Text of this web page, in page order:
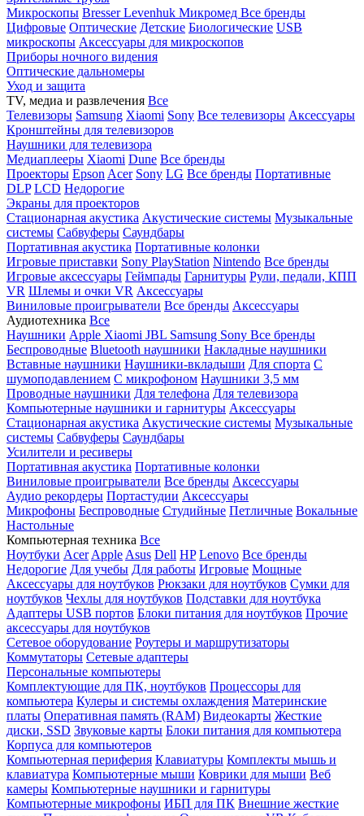
Микроскопы BresserLevenhuk Микромед Все бренды
Цифровые Оптические Детские Биологические USB
микроскопы Аксессуары для микроскопов
Приборы ночного видения
Оптические дальномеры
Уход и защита
TV, медиа и развлечения Все
Телевизоры Samsung Xiaomi Sony Все телевизоры Аксессуары
Кронштейны для телевизоров
Наушники для телевизора
Медиаплееры Xiaomi Dune Все бренды
Проекторы Epson Acer Sony LG Все бренды Портативные
DLP LCD Недорогие
Экраны для проекторов
Стационарная акустика Акустические системы Музыкальные
системы Сабвуферы Саундбары
Портативная акустика Портативные колонки
Игровые приставки Sony PlayStation Nintendo Все бренды
Игровые аксессуары Геймпады Гарнитуры Рули, педали, КПП
VR Шлемы и очки VR Аксессуары
Виниловые проигрыватели Все бренды Аксессуары
Аудиотехника Все
Наушники Apple Xiaomi JBL Samsung Sony Все бренды
Беспроводные Bluetooth наушники Накладные наушники
Вставные наушники Наушники-вкладыши Для спорта С
шумоподавлением С микрофоном Наушники 3,5 мм
Проводные наушники Для телефона Для телевизора
Компьютерные наушники и гарнитуры Аксессуары
Стационарная акустика Акустические системы Музыкальные
системы Сабвуферы Саундбары
Усилители и ресиверы
Портативная акустика Портативные колонки
Виниловые проигрыватели Все бренды Аксессуары
Аудио рекордеры Портастудии Аксессуары
Микрофоны Беспроводные Студийные Петличные Вокальные
Настольные
Компьютерная техника Все
Ноутбуки Acer Apple Asus Dell HP Lenovo Все бренды
Недорогие Для учебы Для работы Игровые Мощные
Аксессуары для ноутбуков Рюкзаки для ноутбуков Сумки для
ноутбуков Чехлы для ноутбуков Подставки для ноутбука
Адаптеры USB портов Блоки питания для ноутбуков Прочие
аксессуары для ноутбуков
Сетевое оборудование Роутеры и маршрутизаторы
Коммутаторы Сетевые адаптеры
Персональные компьютеры
Комплектующие для ПК, ноутбуков Процессоры для
компьютера Кулеры и системы охлаждения Материнские
платы Оперативная память (RAM) Видеокарты Жесткие
диски, SSD Звуковые карты Блоки питания для компьютера
Корпуса для компьютеров
Компьютерная периферия Клавиатуры Комплекты мышь и
клавиатура Компьютерные мыши Коврики для мыши Веб
камеры Компьютерные наушники и гарнитуры
Компьютерные микрофоны ИБП для ПК Внешние жесткие